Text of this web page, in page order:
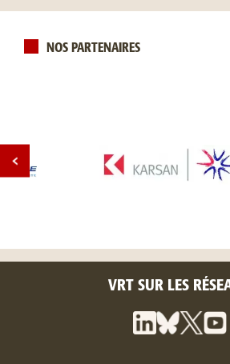
NOS PARTENAIRES
VRT SUR LES